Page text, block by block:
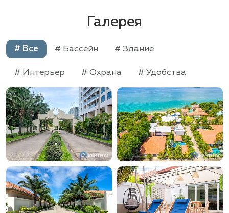
Галерея
# Все # Бассейн # Здание
# Интерьер # Охрана # Удобства